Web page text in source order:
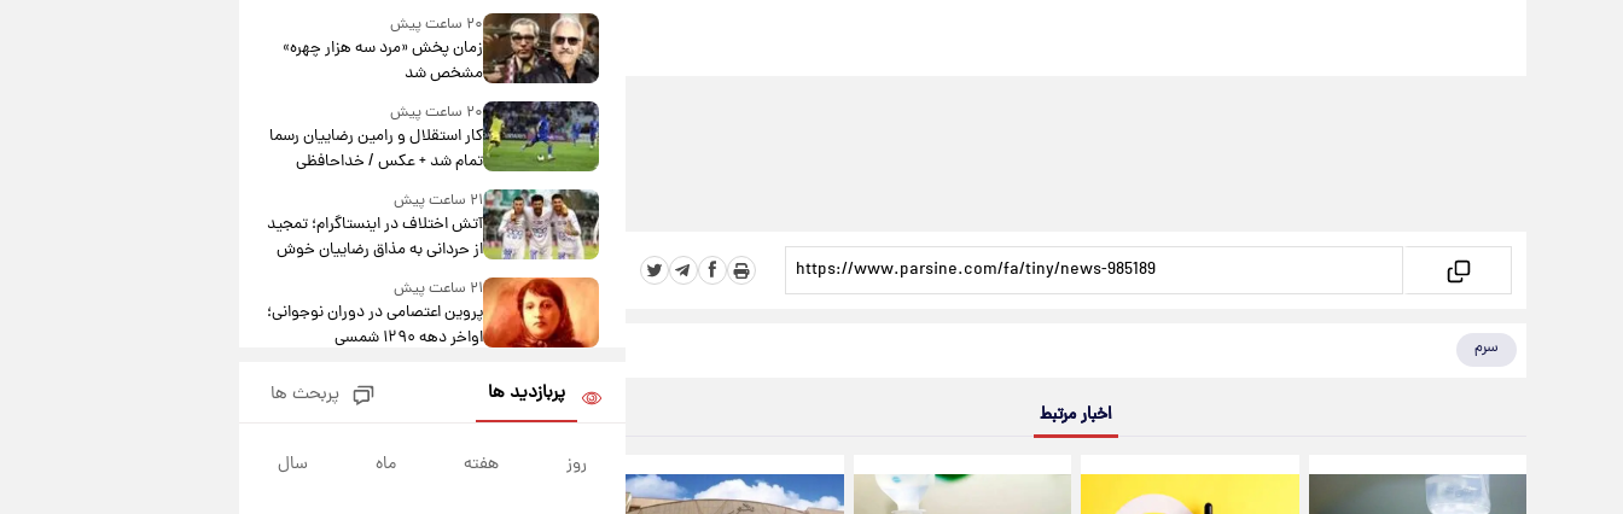
سرم
اخبار مرتبط
مشارکت چند درصد است؟
۲۰ ساعت پیش
زمان پخش «مرد سه هزار چهره»
مشخص شد
۲۰ ساعت پیش
کار استقلال و رامین رضاییان رسما
تمام شد + عکس / خداحافظی
صمیمانه آبی ها با رامین!
۲۱ ساعت پیش
آتش اختلاف در اینستاگرام؛ تمجید
از حردانی به مذاق رضاییان خوش
نیامد+عکس
۲۱ ساعت پیش
پروین اعتصامی در دوران نوجوانی؛
اواخر دهه ۱۲۹۰ شمسی
قدرت‌نمایی نظامی چین؛ بمب‌افکن
حامل موشک هسته‌ای در آسمان
۲۲ ساعت پیش
پربازدید ها پربحث ها
روز هفته ماه سال